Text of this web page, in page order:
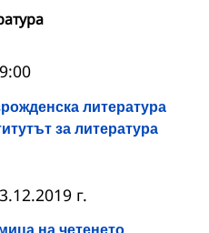
литература
за литература
г.